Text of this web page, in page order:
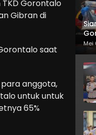
Gorontalo
Gibran di
saat
para anggota,
untuk untuk
65%
Mei